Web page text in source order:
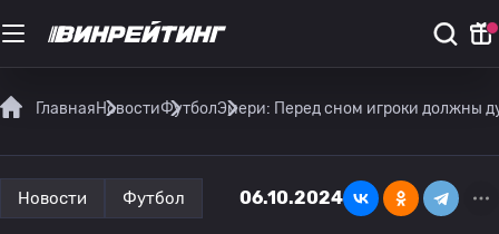
ГлавнаяНовостиФутболЭмери: Перед сном игроки должны
Новости Футбол 06.10.2024